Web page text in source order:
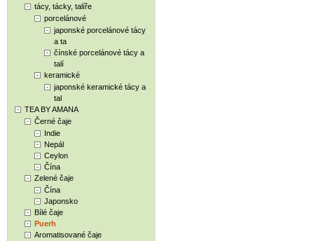
tácy, tácky, talíře
porcelánové
japonské porcelánové tácy
a ta
čínské porcelánové tácy a
talí
keramické
japonské keramické tácy a
tal
TEA BY AMANA
Černé čaje
Indie
Nepál
Ceylon
Čína
Zelené čaje
Čína
Japonsko
Bílé čaje
Puerh
Aromatisované čaje